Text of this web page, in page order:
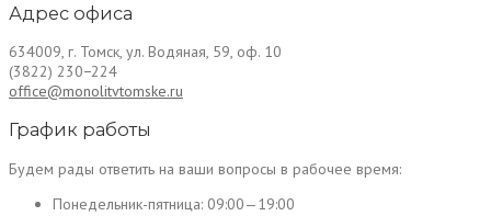
Адрес офиса
634009, г. Томск, ул. Водяная, 59, оф. 10
(3822) 230−224
office@monolitvtomske.ru
График работы
Будем рады ответить на ваши вопросы в рабочее время:
Понедельник-пятница: 09:00—19:00